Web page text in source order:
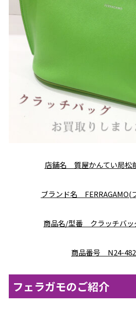
店舗名 質屋かんてい局松
ブランド名 FERRAGAMO(
商品名/型番 クラッチバ
商品番号 N24-
フェラガモのご紹介